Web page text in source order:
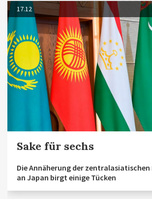
17.12
Sake für sechs
Die Annäherung der zentralasiatischen
an Japan birgt einige Tücken